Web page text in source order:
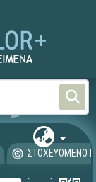
ΣΤΟΧΕΥΟΜΕΝΟ